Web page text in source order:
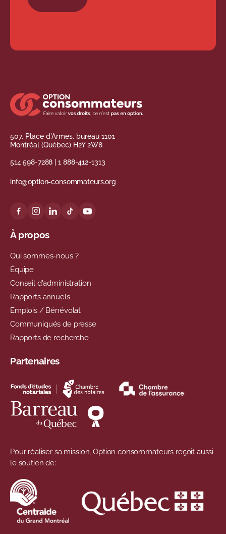
507, Place d'Armes, bureau 1101
Montréal (Québec) H2Y 2W8
514 598-7288 |1 888-412-1313
info@option-consommateurs.org
À propos
Qui sommes-nous ?
Équipe
Conseil d'administration
Rapports annuels
Emplois / Bénévolat
Communiqués de presse
Rapports de recherche
Partenaires
Pour réaliser sa mission, Option consommateurs reçoit aussi
le soutien de: